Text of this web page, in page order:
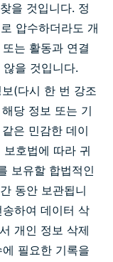
을 것입니다. 정
압수하더라도 개
는 활동과 연결
을 것입니다.
(다시 한 번 강조
당 정보 또는 기
은 민감한 데이
호법에 따라 귀
보유할 합법적인
동안 보관됩니
하여 데이터 삭
개인 정보 삭제
필요한 기록을